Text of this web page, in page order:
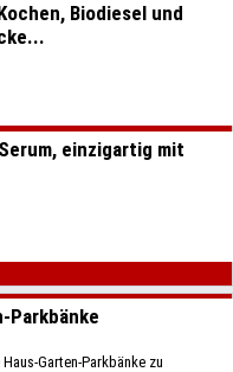
Biodiesel und
einzigartig mit
Parkbänke
Garten-Parkbänke zu